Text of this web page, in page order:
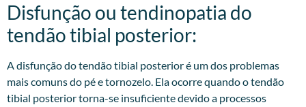
Disfunção ou tendinopatia do
tendão tibial posterior:
A disfunção do tendão tibial posterior é um dos problemas
mais comuns do pé e tornozelo. Ela ocorre quando o tendão
tibial posterior torna-se insuficiente devido a processos